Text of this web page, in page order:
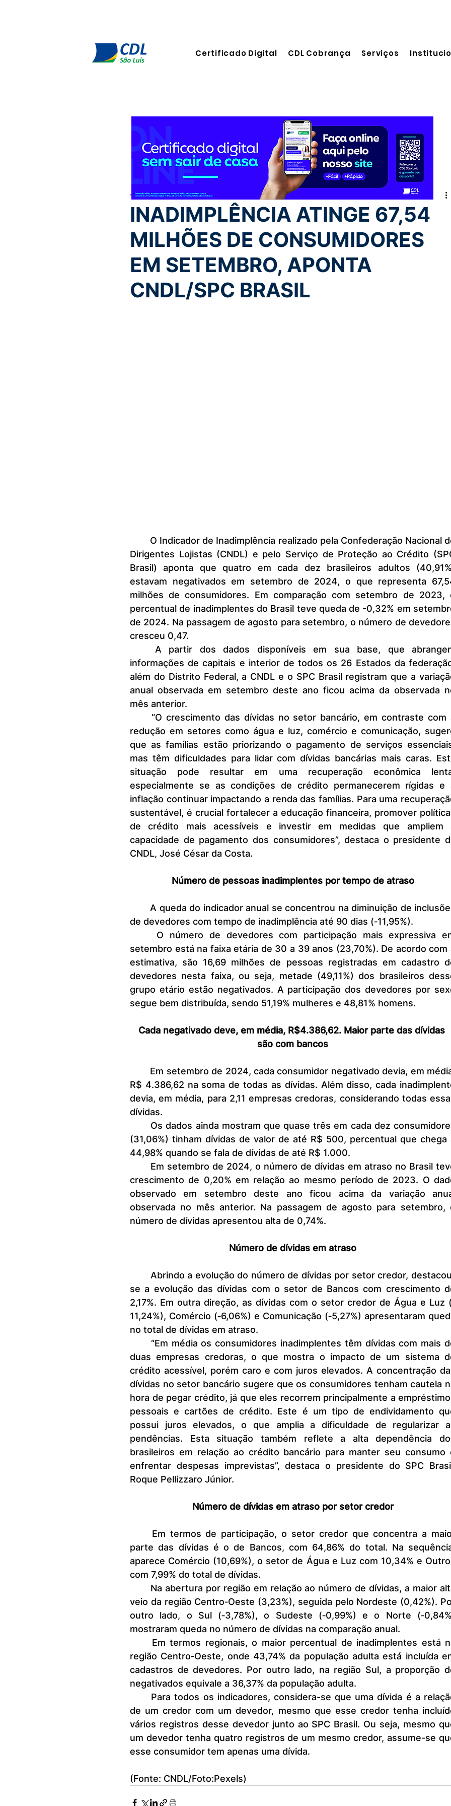
Certificado Digital CDL Cobrança Serviços
INADIMPLÊNCIA ATINGE 67,54
MILHÕES DE CONSUMIDORES
EM SETEMBRO, APONTA
CNDL/SPC BRASIL
16 de out. de 2024 3 min de leitura
Dirigentes Lojistas (CNDL) e pelo Serviço de Proteção ao Crédito
Brasil) aponta que quatro em cada dez brasileiros adultos
estavam negativados em setembro de 2024, o que representa
milhões de consumidores. Em comparação com setembro de 2023,
percentual de inadimplentes do Brasil teve queda de -0,32% em
de 2024. Na passagem de agosto para setembro, o número de
cresceu 0,47.
informações de capitais e interior de todos os 26 Estados da
além do Distrito Federal, a CNDL e o SPC Brasil registram que a
anual observada em setembro deste ano ficou acima da observada
mês anterior.
redução em setores como água e luz, comércio e comunicação,
que as famílias estão priorizando o pagamento de serviços
mas têm dificuldades para lidar com dívidas bancárias mais caras.
situação pode resultar em uma recuperação econômica
especialmente se as condições de crédito permanecerem rígidas e
inflação continuar impactando a renda das famílias. Para uma
sustentável, é crucial fortalecer a educação financeira, promover
de crédito mais acessíveis e investir em medidas que ampliem
capacidade de pagamento dos consumidores”, destaca o presidente
CNDL, José César da Costa.
Número de pessoas inadimplentes por tempo de atraso
de devedores com tempo de inadimplência até 90 dias (‐11,95%).
setembro está na faixa etária de 30 a 39 anos (23,70%). De acordo com
estimativa, são 16,69 milhões de pessoas registradas em cadastro
devedores nesta faixa, ou seja, metade (49,11%) dos brasileiros
grupo etário estão negativados. A participação dos devedores por
segue bem distribuída, sendo 51,19% mulheres e 48,81% homens.
Cada negativado deve, em média, R$4.386,62. Maior parte das dívidas
são com bancos
R$ 4.386,62 na soma de todas as dívidas. Além disso, cada
devia, em média, para 2,11 empresas credoras, considerando todas
dívidas.
(31,06%) tinham dívidas de valor de até R$ 500, percentual que chega
44,98% quando se fala de dívidas de até R$ 1.000.
crescimento de 0,20% em relação ao mesmo período de 2023. O
observado em setembro deste ano ficou acima da variação
observada no mês anterior. Na passagem de agosto para setembro,
número de dívidas apresentou alta de 0,74%.
Número de dívidas em atraso
se a evolução das dívidas com o setor de Bancos com crescimento
2,17%. Em outra direção, as dívidas com o setor credor de Água e Luz
11,24%), Comércio (‐6,06%) e Comunicação (‐5,27%) apresentaram
no total de dívidas em atraso.
duas empresas credoras, o que mostra o impacto de um sistema
crédito acessível, porém caro e com juros elevados. A concentração
dívidas no setor bancário sugere que os consumidores tenham cautela
hora de pegar crédito, já que eles recorrem principalmente a
pessoais e cartões de crédito. Este é um tipo de endividamento
possui juros elevados, o que amplia a dificuldade de regularizar
pendências. Esta situação também reflete a alta dependência
brasileiros em relação ao crédito bancário para manter seu consumo
enfrentar despesas imprevistas”, destaca o presidente do SPC
Roque Pellizzaro Júnior.
Número de dívidas em atraso por setor credor
parte das dívidas é o de Bancos, com 64,86% do total. Na
aparece Comércio (10,69%), o setor de Água e Luz com 10,34% e
com 7,99% do total de dívidas.
veio da região Centro‐Oeste (3,23%), seguida pelo Nordeste (0,42%).
outro lado, o Sul (‐3,78%), o Sudeste (‐0,99%) e o Norte
mostraram queda no número de dívidas na comparação anual.
região Centro‐Oeste, onde 43,74% da população adulta está incluída
cadastros de devedores. Por outro lado, na região Sul, a proporção
negativados equivale a 36,37% da população adulta.
de um credor com um devedor, mesmo que esse credor tenha
vários registros desse devedor junto ao SPC Brasil. Ou seja, mesmo
um devedor tenha quatro registros de um mesmo credor, assume-se
esse consumidor tem apenas uma dívida.
(Fonte: CNDL/Foto:Pexels)